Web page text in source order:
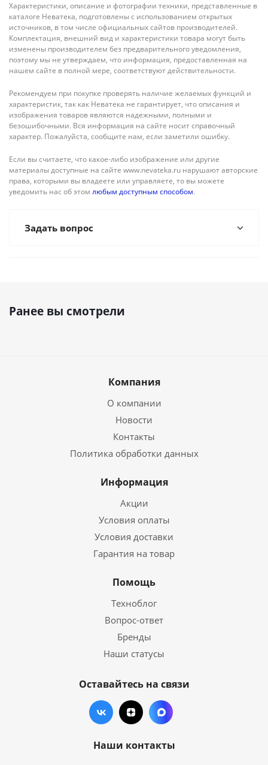
Характеристики, описание и фотографии техники, представленные в
каталоге Неватека, подготовлены с использованием открытых
источников, в том числе официальных сайтов производителей.
Комплектация, внешний вид и характеристики товара могут быть
изменены производителем без предварительного уведомления,
поэтому мы не утверждаем, что информация, предоставленная на
нашем сайте в полной мере, соответствуют действительности.
Рекомендуем при покупке проверять наличие желаемых функций и
характеристик, так как Неватека не гарантирует, что описания и
изображения товаров являются надежными, полными и
безошибочными. Вся информация на сайте носит справочный
характер. Пожалуйста, сообщите нам, если заметили ошибку.
Если вы считаете, что какое-либо изображение или другие
материалы доступные на сайте www.nevateka.ru нарушают авторские
права, которыми вы владеете или управляете, то вы можете
уведомить нас об этом любым доступным способом.
Задать вопрос
Ранее вы смотрели
Компания
О компании
Новости
Контакты
Политика обработки данных
Информация
Акции
Условия оплаты
Условия доставки
Гарантия на товар
Помощь
Техноблог
Вопрос-ответ
Бренды
Наши статусы
Оставайтесь на связи
Наши контакты